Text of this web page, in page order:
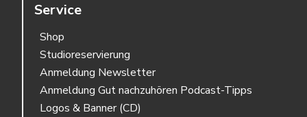
Service
Shop
Studioreservierung
Anmeldung Newsletter
Anmeldung Gut nachzuhören Podcast-Tipps
Logos & Banner (CD)